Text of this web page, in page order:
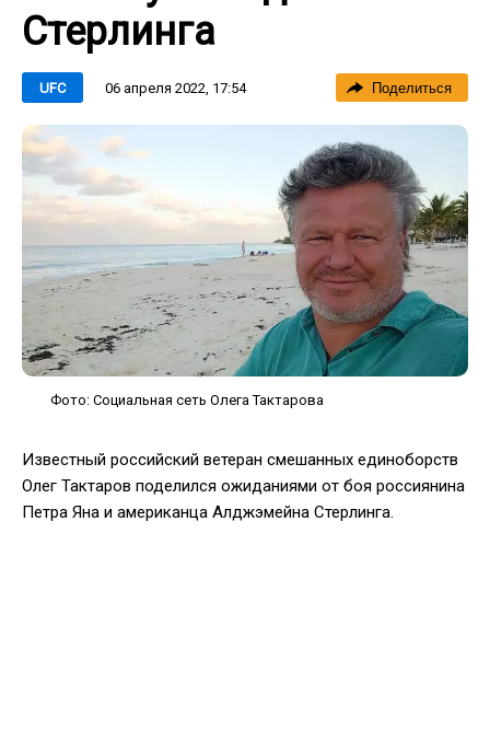
Стерлинга
UFC 06 апреля 2022, 17:54 Поделиться
Фото: Социальная сеть Олега Тактарова
Известный российский ветеран смешанных единоборств
Олег Тактаров поделился ожиданиями от боя россиянина
Петра Яна и американца Алджэмейна Стерлинга.